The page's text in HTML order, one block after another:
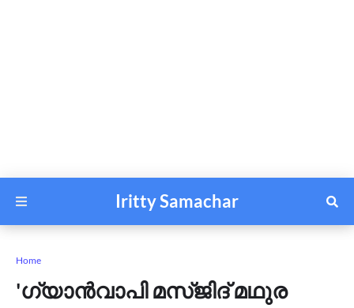
Iritty Samachar
Home
'ഗ്യാൻവാപി മസ്ജിദ് മഥുര